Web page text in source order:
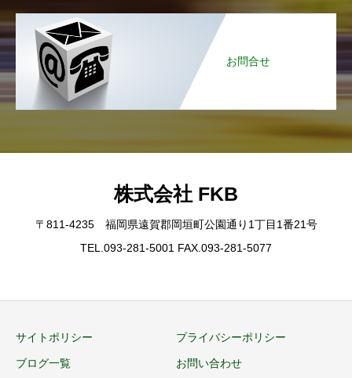
お問合せ
株式会社 FKB
〒811-4235 福岡県遠賀郡岡垣町公園通り1丁目1番21号
TEL.093-281-5001 FAX.093-281-5077
サイトポリシー プライバシーポリシー
ブログ一覧 お問い合わせ